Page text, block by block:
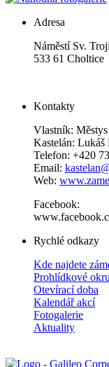
Adresa
Náměstí Sv.
533 61 Choltice
Kontakty
Vlastník:
Kastelán: Lukáš
Telefon: +420
Email:
Web:
Facebook:
Rychlé odkazy
Kde najdete
Prohlídkové
Otevírací doba
Kalendář akcí
Fotogalerie
Aktuality